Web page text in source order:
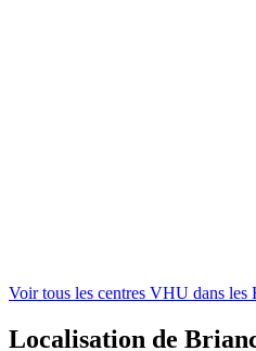
Voir tous les centres VHU dans les
Localisation de